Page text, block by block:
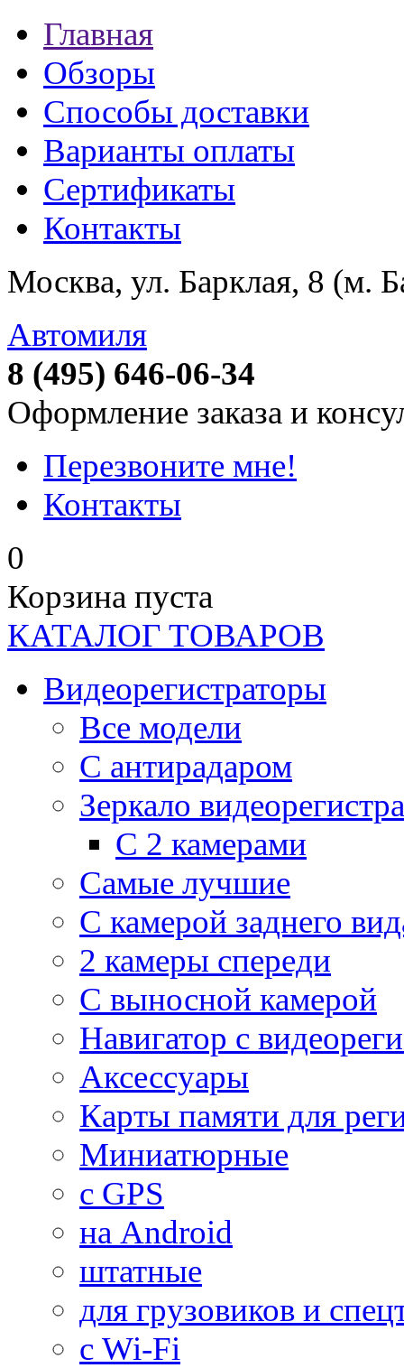
Главная
Обзоры
Способы доставки
Варианты оплаты
Сертификаты
Контакты
Москва, ул. Барклая, 8 (м.
Автомиля
8 (495) 646-06-34
Оформление заказа и
Перезвоните мне!
Контакты
0
Корзина пуста
КАТАЛОГ ТОВАРОВ
Видеорегистраторы
Все модели
C антирадаром
Зеркало
С 2 камерами
Самые лучшие
С камерой заднего
2 камеры спереди
С выносной камерой
Навигатор с
Аксессуары
Карты памяти для
Миниатюрные
с GPS
на Android
штатные
для грузовиков и
с Wi-Fi